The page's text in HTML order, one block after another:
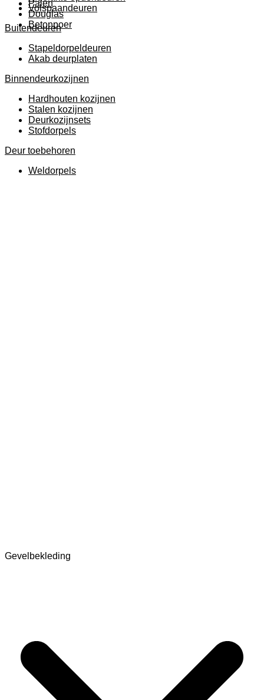
Palen
Douglas
Betonpoer
Volspaandeuren
Buitendeuren
Stapeldorpeldeuren
Akab deurplaten
Binnendeurkozijnen
Hardhouten kozijnen
Stalen kozijnen
Deurkozijnsets
Stofdorpels
Deur toebehoren
Weldorpels
Gevelbekleding